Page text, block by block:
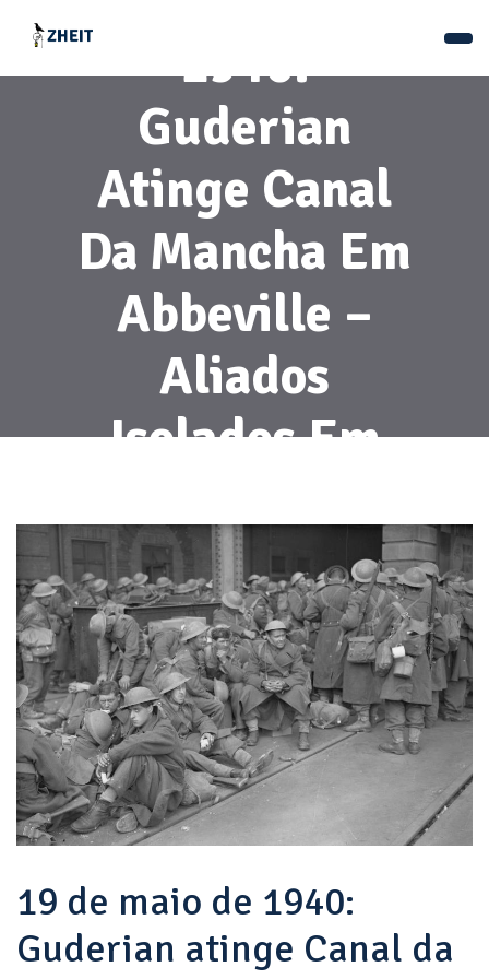
1940:
Guderian
Atinge Canal
Da Mancha Em
Abbeville –
Aliados
Isolados Em
19 de maio de 1940:
Guderian atinge Canal da